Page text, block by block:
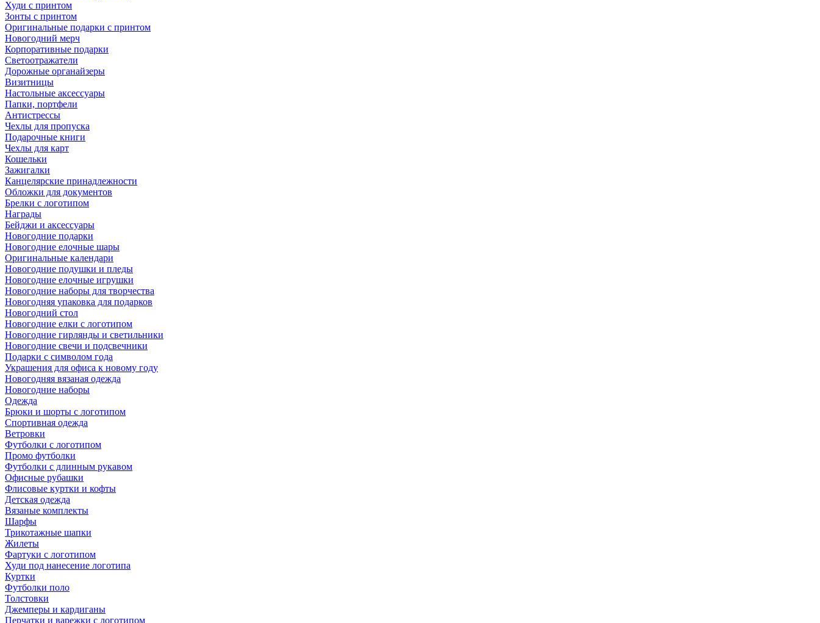
Худи с принтом
Зонты с принтом
Оригинальные подарки с принтом
Новогодний мерч
Корпоративные подарки
Светоотражатели
Дорожные органайзеры
Визитницы
Настольные аксессуары
Папки, портфели
Антистрессы
Чехлы для пропуска
Подарочные книги
Чехлы для карт
Кошельки
Зажигалки
Канцелярские принадлежности
Обложки для документов
Брелки с логотипом
Награды
Бейджи и аксессуары
Новогодние подарки
Новогодние елочные шары
Оригинальные календари
Новогодние подушки и пледы
Новогодние елочные игрушки
Новогодние наборы для творчества
Новогодняя упаковка для подарков
Новогодний стол
Новогодние елки с логотипом
Новогодние гирлянды и светильники
Новогодние свечи и подсвечники
Подарки с символом года
Украшения для офиса к новому году
Новогодняя вязаная одежда
Новогодние наборы
Одежда
Брюки и шорты с логотипом
Спортивная одежда
Ветровки
Футболки с логотипом
Промо футболки
Футболки с длинным рукавом
Офисные рубашки
Флисовые куртки и кофты
Детская одежда
Вязаные комплекты
Шарфы
Трикотажные шапки
Жилеты
Фартуки с логотипом
Худи под нанесение логотипа
Куртки
Футболки поло
Толстовки
Джемперы и кардиганы
Перчатки и варежки с логотипом